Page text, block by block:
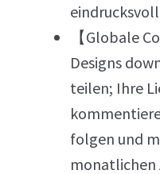
【Globale
Designs
teilen; Ihre
folgen und
monatlichen